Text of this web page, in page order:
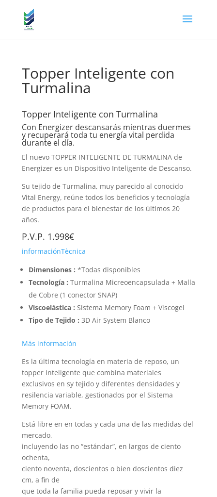
Topper Inteligente con
Turmalina
Topper Inteligente con Turmalina
Con Energizer descansarás mientras duermes
y recuperará toda tu energía vital perdida
durante el día.
El nuevo TOPPER INTELIGENTE DE TURMALINA de
Energizer es un Dispositivo Inteligente de Descanso.
Su tejido de Turmalina, muy parecido al conocido
Vital Energy, reúne todos los beneficios y tecnología
de productos para el bienestar de los últimos 20
años.
P.V.P. 1.998€
informaciónTècnica
Dimensiones : *Todas disponibles
Tecnología : Turmalina Micreoencapsulada + Malla
de Cobre (1 conector SNAP)
Viscoelástica : Sistema Memory Foam + Viscogel
Tipo de Tejido : 3D Air System Blanco
Más información
Es la última tecnología en materia de reposo, un
topper Inteligente que combina materiales
exclusivos en sy tejido y diferentes densidades y
resilencia variable, gestionados por el Sistema
Memory FOAM.
Está libre en en todas y cada una de las medidas del
mercado,
incluyendo las no “estándar”, en largos de ciento
ochenta,
ciento noventa, doscientos o bien doscientos diez
cm, a fin de
que toda la familia pueda reposar y vivir la